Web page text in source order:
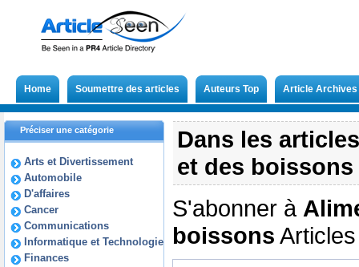
Home Soumettre des articles Auteurs Top Article Archives
Préciser une catégorie
Arts et Divertissement
Automobile
D'affaires
Cancer
Communications
Informatique et Technologie
Finances
Dans les
et des boissons
S'abonner à
boissons